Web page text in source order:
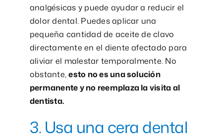
analgésicas y puede ayudar a reducir el
dolor dental. Puedes aplicar una
pequeña cantidad de aceite de clavo
directamente en el diente afectado para
aliviar el malestar temporalmente. No
obstante,esto no es una solución
permanente y no reemplaza la visita al
dentista.
3. Usa una cera dental